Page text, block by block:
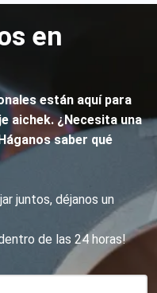
en
están aquí para
aichek. ¿Necesita una
saber qué
juntos, déjanos un
de las 24 horas!